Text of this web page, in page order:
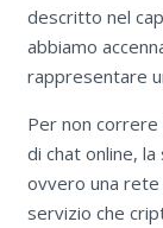
descritto nel
abbiamo
rappresentare
Per non correre
di chat online,
ovvero una rete
servizio che